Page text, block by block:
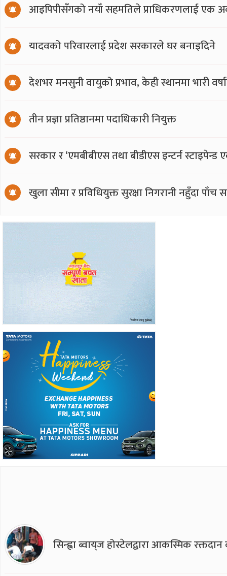
आइपिपीसँगको नयाँ सहमतिले प्राधिकरणलाई एक
यादवको परिवारलाई प्रदेश सरकारले घर बनाइदिने
देशभर मनसुनी वायुको प्रभाव, केही स्थानमा भारी
तीन प्रज्ञा प्रतिष्ठानमा पदाधिकारी नियुक्त
सरकार र ‘एमबीबीएस तथा बीडीएस इन्टर्न
खुला सीमा र प्रविधियुक्त सुरक्षा निगरानी नहुँदा पाँच
सिन्ह्वा ब्वाय्‌ज होस्टेलद्वारा आकस्मिक